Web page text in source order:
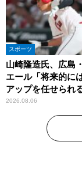
スポーツ
山崎隆造氏、広島
エール「将来的に
アップを任せられ
では成長して」
2026.08.06